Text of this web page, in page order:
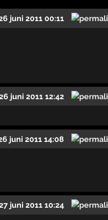
juni 2011 00:11
juni 2011 12:42
juni 2011 14:08
juni 2011 10:24